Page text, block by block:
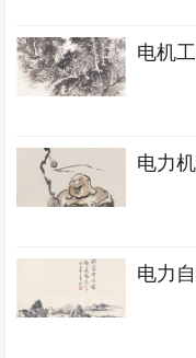
电机
电力
电力